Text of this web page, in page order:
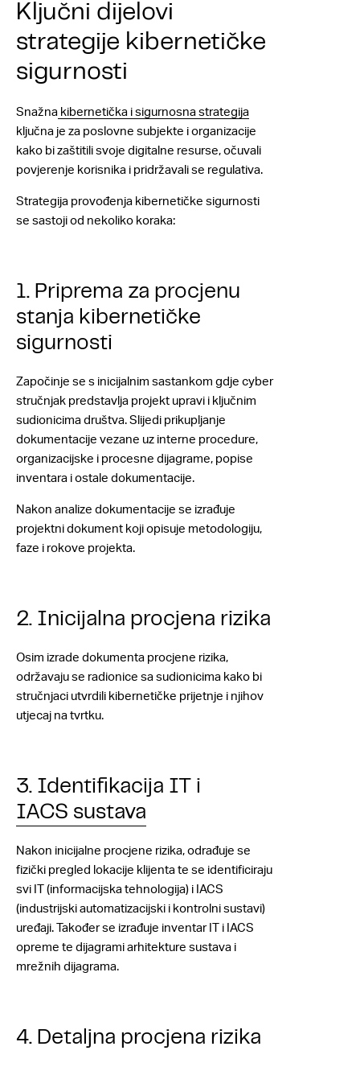
Ključni dijelovi
strategije kibernetičke
sigurnosti
Snažna kibernetička i sigurnosna strategija
ključna je za poslovne subjekte i organizacije
kako bi zaštitili svoje digitalne resurse, očuvali
povjerenje korisnika i pridržavali se regulativa.
Strategija provođenja kibernetičke sigurnosti
se sastoji od nekoliko koraka:
1. Priprema za procjenu
stanja kibernetičke
sigurnosti
Započinje se s inicijalnim sastankom gdje cyber
stručnjak predstavlja projekt upravi i ključnim
sudionicima društva. Slijedi prikupljanje
dokumentacije vezane uz interne procedure,
organizacijske i procesne dijagrame, popise
inventara i ostale dokumentacije.
Nakon analize dokumentacije se izrađuje
projektni dokument koji opisuje metodologiju,
faze i rokove projekta.
2. Inicijalna procjena rizika
Osim izrade dokumenta procjene rizika,
održavaju se radionice sa sudionicima kako bi
stručnjaci utvrdili kibernetičke prijetnje i njihov
utjecaj na tvrtku.
3. Identifikacija IT i
IACS sustava
Nakon inicijalne procjene rizika, odrađuje se
fizički pregled lokacije klijenta te se identificiraju
svi IT (informacijska tehnologija) i IACS
(industrijski automatizacijski i kontrolni sustavi)
uređaji. Također se izrađuje inventar IT i IACS
opreme te dijagrami arhitekture sustava i
mrežnih dijagrama.
4. Detaljna procjena rizika